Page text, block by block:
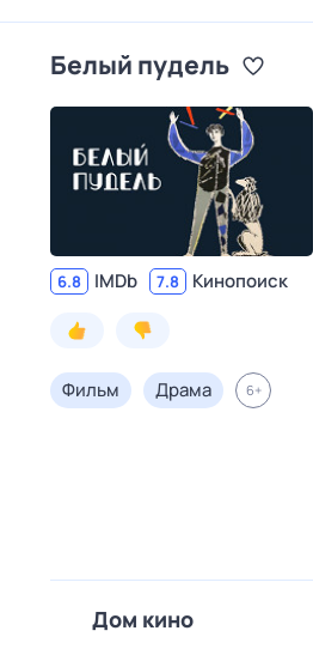
Белый пудель
6.8 IMDb 7.8 Кинопоиск
Фильм Драма 6+
Дом кино